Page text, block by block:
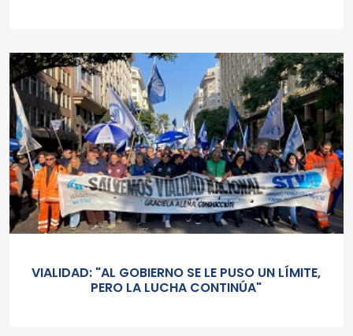
VIALIDAD: "AL GOBIERNO SE LE PUSO UN LÍMITE,
PERO LA LUCHA CONTINÚA"